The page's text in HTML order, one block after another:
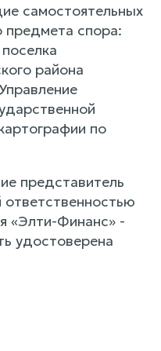
самостоятельных
предмета спора:
района
по
представитель
«Элти-Финанс» -
удостоверена